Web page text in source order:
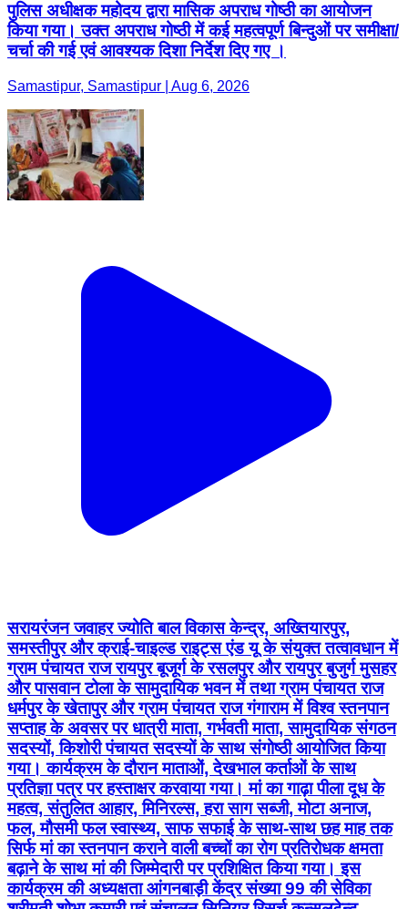
पुलिस अधीक्षक महोदय द्वारा मासिक अपराध गोष्ठी का आयोजन
किया गया। उक्त अपराध गोष्ठी में कई महत्वपूर्ण बिन्दुओं पर समीक्षा/
चर्चा की गई एवं आवश्यक दिशा निर्देश दिए गए ।
Samastipur, Samastipur | Aug 6, 2026
सरायरंजन जवाहर ज्योति बाल विकास केन्द्र, अख्तियारपुर,
समस्तीपुर और क्राई-चाइल्ड राइट्स एंड यू के संयुक्त तत्वावधान में
ग्राम पंचायत राज रायपुर बूजूर्ग के रसलपुर और रायपुर बुजुर्ग मुसहर
और पासवान टोला के सामुदायिक भवन में तथा ग्राम पंचायत राज
धर्मपुर के खेतापुर और ग्राम पंचायत राज गंगाराम में विश्व स्तनपान
सप्ताह के अवसर पर धात्री माता, गर्भवती माता, सामुदायिक संगठन
सदस्यों, किशोरी पंचायत सदस्यों के साथ संगोष्ठी आयोजित किया
गया। कार्यक्रम के दौरान माताओं, देखभाल कर्ताओं के साथ
प्रतिज्ञा पत्र पर हस्ताक्षर करवाया गया। मां का गाढ़ा पीला दूध के
महत्व, संतुलित आहार, मिनिरल्स, हरा साग सब्जी, मोटा अनाज,
फल, मौसमी फल स्वास्थ्य, साफ सफाई के साथ-साथ छह माह तक
सिर्फ मां का स्तनपान कराने वाली बच्चों का रोग प्रतिरोधक क्षमता
बढ़ाने के साथ मां की जिम्मेदारी पर प्रशिक्षित किया गया। इस
कार्यक्रम की अध्यक्षता आंगनबाड़ी केंद्र संख्या 99 की सेविका